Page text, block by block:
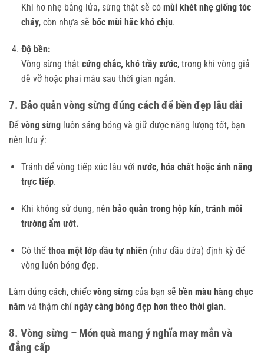
Khi hơ nhẹ bằng lửa, sừng thật sẽ có mùi khét nhẹ giống tóc
cháy, còn nhựa sẽ bốc mùi hắc khó chịu.
Độ bền:
Vòng sừng thật cứng chắc, khó trầy xước, trong khi vòng giả
dễ vỡ hoặc phai màu sau thời gian ngắn.
7. Bảo quản vòng sừng đúng cách để bền đẹp lâu dài
Để vòng sừng luôn sáng bóng và giữ được năng lượng tốt, bạn
nên lưu ý:
Tránh để vòng tiếp xúc lâu với nước, hóa chất hoặc ánh nắng
trực tiếp.
Khi không sử dụng, nên bảo quản trong hộp kín, tránh môi
trường ẩm ướt.
Có thể thoa một lớp dầu tự nhiên (như dầu dừa) định kỳ để
vòng luôn bóng đẹp.
Làm đúng cách, chiếc vòng sừng của bạn sẽ bền màu hàng chục
năm và thậm chí ngày càng bóng đẹp hơn theo thời gian.
8. Vòng sừng – Món quà mang ý nghĩa may mắn và
đẳng cấp